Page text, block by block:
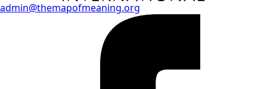
admin@themapofmeaning.org